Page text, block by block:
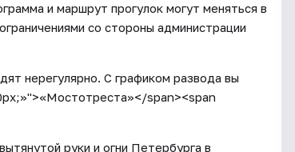
и маршрут прогулок могут меняться в
со стороны администрации
нерегулярно. С графиком развода вы
span><span
руки и огни Петербурга в